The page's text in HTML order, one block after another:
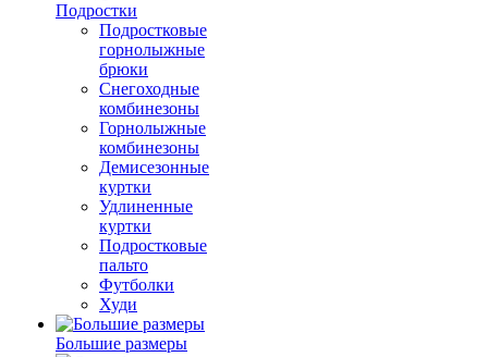
Подростки
Подростковые
горнолыжные
брюки
Снегоходные
комбинезоны
Горнолыжные
комбинезоны
Демисезонные
куртки
Удлиненные
куртки
Подростковые
пальто
Футболки
Худи
Большие размеры